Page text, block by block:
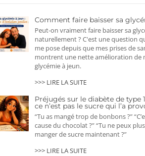
Comment faire baisser sa
Peut-on vraiment faire baisser sa
naturellement ? C'est une question
me pose depuis que mes prises de
montrent une nette amélioration de
glycémie à jeun.
>>> LIRE LA SUITE
Préjugés sur le diabète de type
ce n’est pas le sucre qui l’a
“Tu as mangé trop de bonbons ?”
cause du chocolat ?” “Tu ne peux
manger de sucre maintenant ?”
>>> LIRE LA SUITE